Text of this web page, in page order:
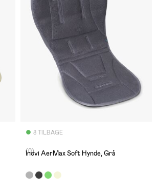
8 TILBAGE
(0)
Inovi AerMax Soft Hynde, Grå